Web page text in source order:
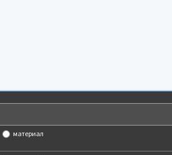
материал